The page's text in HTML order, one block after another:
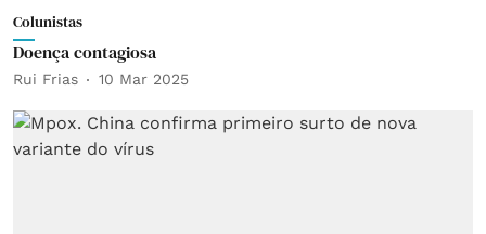
Colunistas
Doença contagiosa
Rui Frias 10 Mar 2025